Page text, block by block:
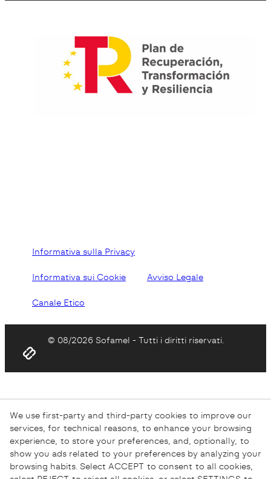
Informativa sulla Privacy
Informativa sui Cookie Avviso Legale
Canale Etico
© 08/2026 Sofamel - Tutti i diritti riservati.
We use first-party and third-party cookies to improve our
services, for technical reasons, to enhance your browsing
experience, to store your preferences, and, optionally, to
show you ads related to your preferences by analyzing your
browsing habits. Select ACCEPT to consent to all cookies,